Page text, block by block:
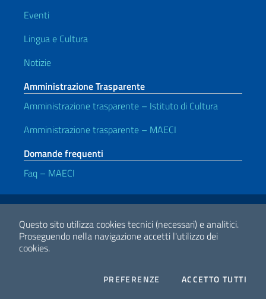
Questo sito utilizza cookies tecnici (necessari) e analitici.
Proseguendo nella navigazione accetti l'utilizzo dei
cookies.
PREFERENZE COOKIESACCETTO TUTTI
Eventi
Lingua e Cultura
Notizie
Amministrazione Trasparente
Amministrazione trasparente – Istituto di Cultura
Amministrazione trasparente – MAECI
Domande frequenti
Faq – MAECI
Link Utili